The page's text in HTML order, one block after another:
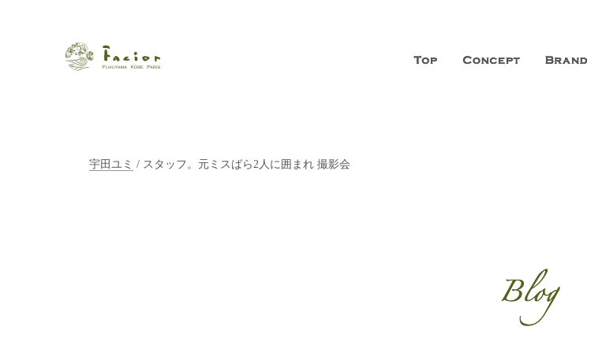
【福山・神戸・Paris】オーガニックエステサロン
瀬戸内から世界に展開するエステサロン「ファシオール」。福山市に3店舗、神戸三宮に「神戸店」 パリサンジェ
ポジティブライフを応援します。オーガニックコスメ・商品にこだわり、内面から美しくなることを追求する「本
宇田ユミ / スタッフ。元ミスばら2人に囲まれ 撮影会